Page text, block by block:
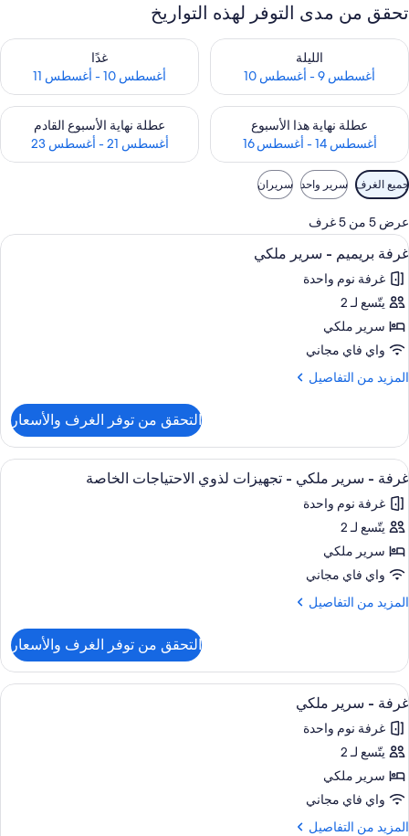
تحقق من مدى التوفر لهذه التواريخ
الليلة
أغسطس 9 - أغسطس 10
تحقق من مدى التوفر لليلة للفترة أغسطس 9 - أغسطس 10
غدًا
أغسطس 10 - أغسطس 11
تحقق من مدى التوفر لغد للفترة أغسطس
عطلة نهاية هذا الأسبوع
أغسطس 14 - أغسطس 16
تحقق من مدى التوفر لعطلة نهاية هذا الأسبوع للفترة أغسطس 14 - أغسطس 16
عطلة نهاية الأسبوع القادم
أغسطس 21 - أغسطس 23
تحقق من مدى التوفر لعطلة نهاية
عوامل
التصفية
المتاحة
للغرف
جميع الغرف سرير واحد سريران
عرض 5 من 5 غرف
استعراض
جميع
صور
غرفة
بريميم
-
سرير
ملكي
أغطية فراش متميزة وستائر تعتيم
6
غرفة بريميم - سرير ملكي
غرفة نوم واحدة
يتّسع لـ 2
سرير ملكي
واي فاي مجاني
المزيد من التفاصيل
المزيد
غرفة
بريميم
-
سرير
ملكي
التحقق من توفر الغرف والأسعار
استعراض
جميع
صور
غرفة
-
سرير
ملكي
لذوي
الاحتياجات
الخاصة
أغطية فراش متميزة وستائر تعتيم
5
غرفة - سرير ملكي - تجهيزات لذوي الاحتياجات الخاصة
غرفة نوم واحدة
يتّسع لـ 2
سرير ملكي
واي فاي مجاني
المزيد من التفاصيل
المزيد
غرفة
سرير
ملكي
تجهيزات
الاحتياجات
الخاصة
التحقق من توفر الغرف والأسعار
استعراض
جميع
صور
غرفة
-
سرير
ملكي
أغطية فراش متميزة وستائر تعتيم
5
غرفة - سرير ملكي
غرفة نوم واحدة
يتّسع لـ 2
سرير ملكي
واي فاي مجاني
المزيد من التفاصيل
المزيد